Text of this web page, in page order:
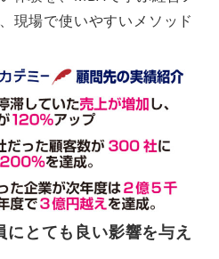
現場で使いやすいメソッド
とても良い影響を与え